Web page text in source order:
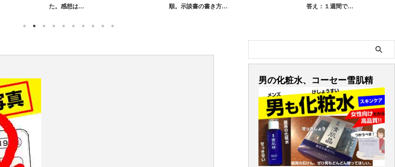
順。示談書の書き方...
答え：１週間で...
目。波状路をス...
男の化粧水、コーセー雪肌精